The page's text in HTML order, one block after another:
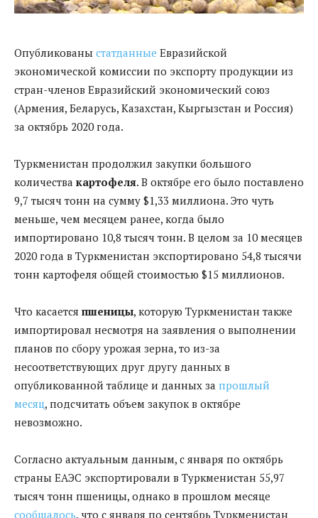
Опубликованы статданные Евразийской
экономической комиссии по экспорту продукции из
стран-членов Евразийский экономический союз
(Армения, Беларусь, Казахстан, Кыргызстан и Россия)
за октябрь 2020 года.
Туркменистан продолжил закупки большого
количества картофеля. В октябре его было поставлено
9,7 тысяч тонн на сумму $1,33 миллиона. Это чуть
меньше, чем месяцем ранее, когда было
импортировано 10,8 тысяч тонн. В целом за 10 месяцев
2020 года в Туркменистан экспортировано 54,8 тысячи
тонн картофеля общей стоимостью $15 миллионов.
Что касается пшеницы, которую Туркменистан также
импортировал несмотря на заявления о выполнении
планов по сбору урожая зерна, то из-за
несоответствующих друг другу данных в
опубликованной таблице и данных за прошлый
месяц, подсчитать объем закупок в октябре
невозможно.
Согласно актуальным данным, с января по октябрь
страны ЕАЭС экспортировали в Туркменистан 55,97
тысяч тонн пшеницы, однако в прошлом месяце
сообщалось, что с января по сентябрь Туркменистан